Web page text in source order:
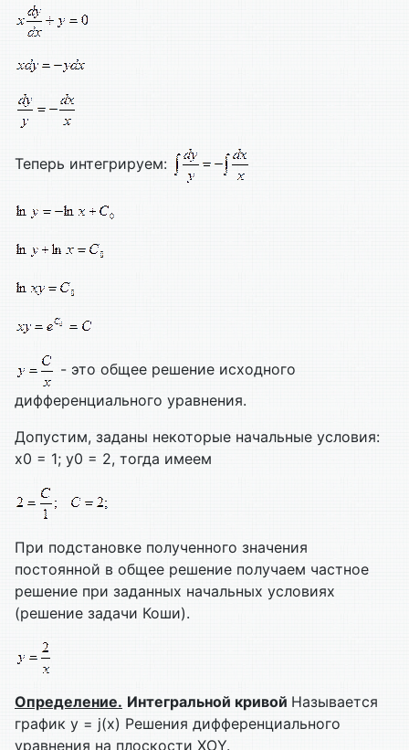
Теперь интегрируем:
- это общее решение исходного
дифференциального уравнения.
Допустим, заданы некоторые начальные условия:
x0 = 1; y0 = 2, тогда имеем
При подстановке полученного значения
постоянной в общее решение получаем частное
решение при заданных начальных условиях
(решение задачи Коши).
Определение. Интегральной кривой Называется
график y = j(x) Решения дифференциального
уравнения на плоскости ХОY.